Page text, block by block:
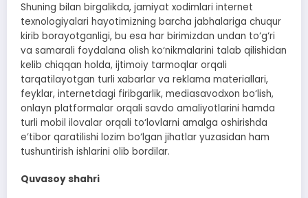
Shuning bilan birgalikda, jamiyat xodimlari internet
texnologiyalari hayotimizning barcha jabhalariga chuqur
kirib borayotganligi, bu esa har birimizdan undan to‘g‘ri
va samarali foydalana olish ko‘nikmalarini talab qilishidan
kelib chiqqan holda, ijtimoiy tarmoqlar orqali
tarqatilayotgan turli xabarlar va reklama materiallari,
feyklar, internetdagi firibgarlik, mediasavodxon bo‘lish,
onlayn platformalar orqali savdo amaliyotlarini hamda
turli mobil ilovalar orqali to‘lovlarni amalga oshirishda
e’tibor qaratilishi lozim bo‘lgan jihatlar yuzasidan ham
tushuntirish ishlarini olib bordilar.
Quvasoy shahri